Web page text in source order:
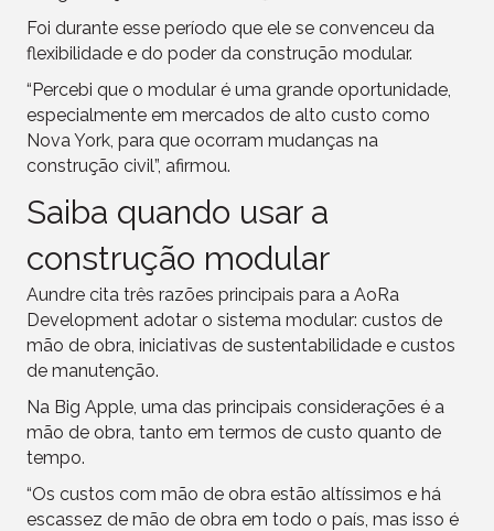
Foi durante esse período que ele se convenceu da
flexibilidade e do poder da construção modular.
“Percebi que o modular é uma grande oportunidade,
especialmente em mercados de alto custo como
Nova York, para que ocorram mudanças na
construção civil”, afirmou.
Saiba quando usar a
construção modular
Aundre cita três razões principais para a AoRa
Development adotar o sistema modular: custos de
mão de obra, iniciativas de sustentabilidade e custos
de manutenção.
Na Big Apple, uma das principais considerações é a
mão de obra, tanto em termos de custo quanto de
tempo.
“Os custos com mão de obra estão altíssimos e há
escassez de mão de obra em todo o país, mas isso é